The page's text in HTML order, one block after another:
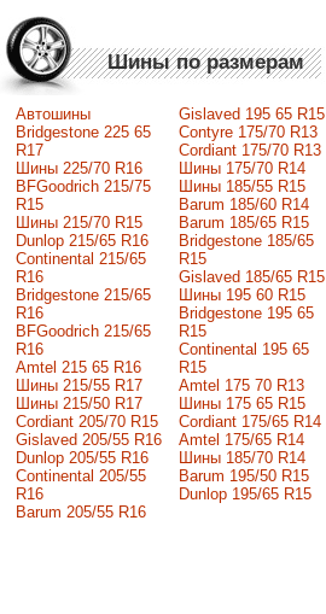
Шины по размерам
Автошины
Bridgestone 225 65
R17
Шины 225/70 R16
BFGoodrich 215/75
R15
Шины 215/70 R15
Dunlop 215/65 R16
Continental 215/65
R16
Bridgestone 215/65
R16
BFGoodrich 215/65
R16
Amtel 215 65 R16
Шины 215/55 R17
Шины 215/50 R17
Сordiant 205/70 R15
Gislaved 205/55 R16
Dunlop 205/55 R16
Continental 205/55
R16
Barum 205/55 R16
Gislaved 195 65 R15
Contyre 175/70 R13
Cordiant 175/70 R13
Шины 175/70 R14
Шины 185/55 R15
Barum 185/60 R14
Barum 185/65 R15
Bridgestone 185/65
R15
Gislaved 185/65 R15
Шины 195 60 R15
Bridgestone 195 65
R15
Continental 195 65
R15
Amtel 175 70 R13
Шины 175 65 R15
Cordiant 175/65 R14
Amtel 175/65 R14
Шины 185/70 R14
Barum 195/50 R15
Dunlop 195/65 R15